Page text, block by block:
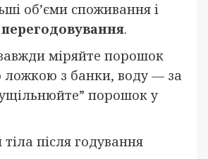
об’єми споживання і
перегодовування.
міряйте порошок
з банки, воду — за
порошок у
після годування